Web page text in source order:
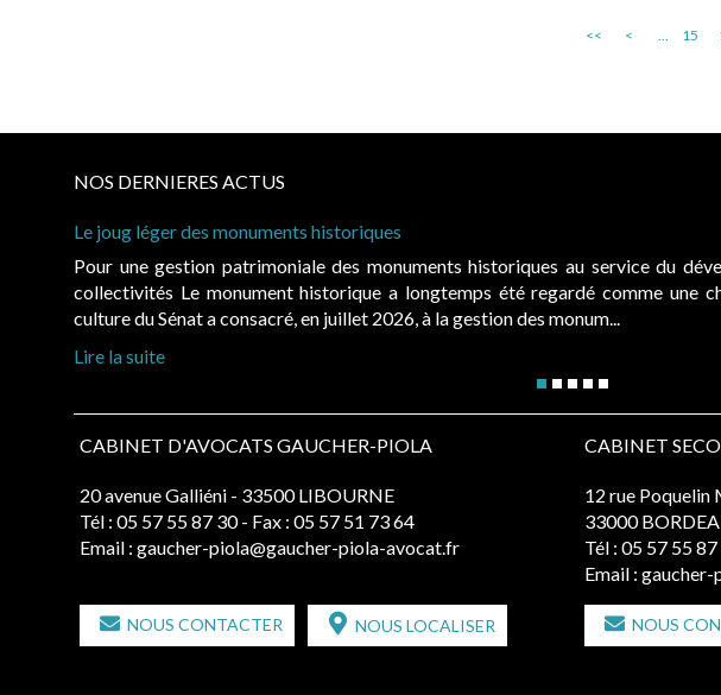
<< < ... 15
NOS DERNIERES ACTUS
Le joug léger des monuments historiques
Pour une gestion patrimoniale des monuments historiques au service du
collectivités Le monument historique a longtemps été regardé comme une
culture du Sénat a consacré, en juillet 2026, à la gestion des monum...
Lire la suite
CABINET D'AVOCATS GAUCHER-PIOLA
20 avenue Galliéni - 33500 LIBOURNE
Tél : 05 57 55 87 30 - Fax : 05 57 51 73 64
Email : gaucher-piola@gaucher-piola-avocat.fr
NOUS CONTACTER NOUS LOCALISER
CABINET
12 rue Poquelin
33000
Tél : 05 57 55
Email : gaucher-
NOUS